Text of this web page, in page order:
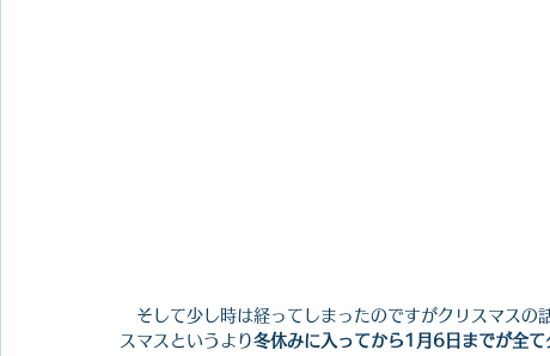
そして少し時は経ってしまったのですがクリスマスの
スマスというより冬休みに入ってから1月6日までが全